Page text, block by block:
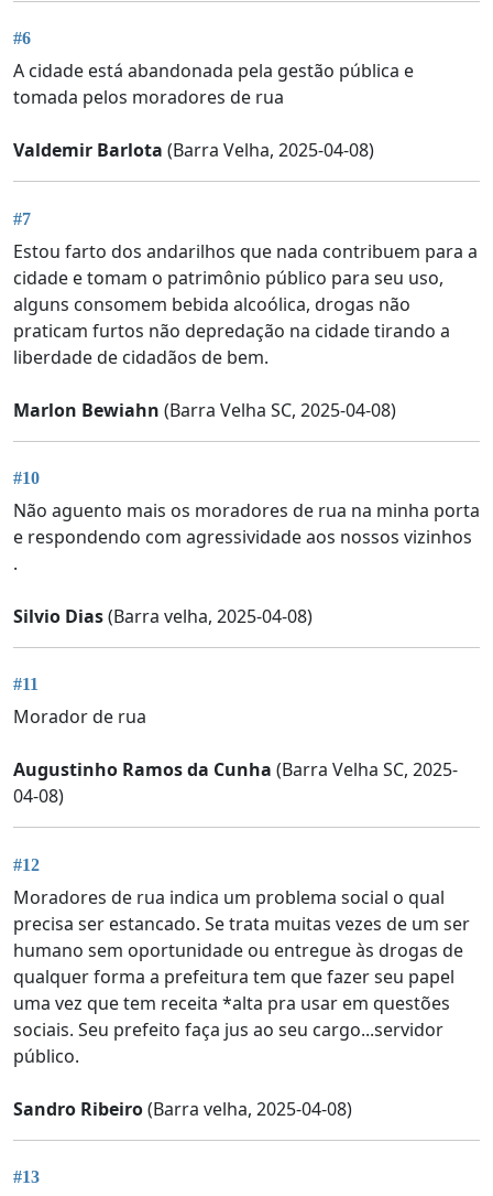
#6
A cidade está abandonada pela gestão pública e
tomada pelos moradores de rua
Valdemir Barlota (Barra Velha, 2025-04-08)
#7
Estou farto dos andarilhos que nada contribuem para a
cidade e tomam o patrimônio público para seu uso,
alguns consomem bebida alcoólica, drogas não
praticam furtos não depredação na cidade tirando a
liberdade de cidadãos de bem.
Marlon Bewiahn (Barra Velha SC, 2025-04-08)
#10
Não aguento mais os moradores de rua na minha porta
e respondendo com agressividade aos nossos vizinhos
.
Silvio Dias(Barra velha, 2025-04-08)
#11
Morador de rua
Augustinho Ramos da Cunha (Barra Velha SC, 2025-
04-08)
#12
Moradores de rua indica um problema social o qual
precisa ser estancado. Se trata muitas vezes de um ser
humano sem oportunidade ou entregue às drogas de
qualquer forma a prefeitura tem que fazer seu papel
uma vez que tem receita *alta pra usar em questões
sociais. Seu prefeito faça jus ao seu cargo...servidor
público.
Sandro Ribeiro(Barra velha, 2025-04-08)
#13